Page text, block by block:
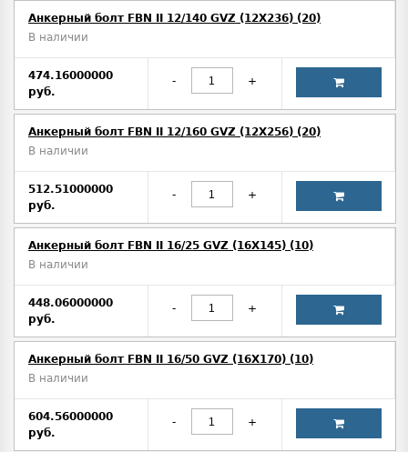
Анкерный болт FBN II 12/140 GVZ (12X236) (20)
В наличии
474.16000000
руб.
- +
Анкерный болт FBN II 12/160 GVZ (12X256) (20)
В наличии
512.51000000
руб.
- +
Анкерный болт FBN II 16/25 GVZ (16X145) (10)
В наличии
448.06000000
руб.
- +
Анкерный болт FBN II 16/50 GVZ (16X170) (10)
В наличии
604.56000000
руб.
- +